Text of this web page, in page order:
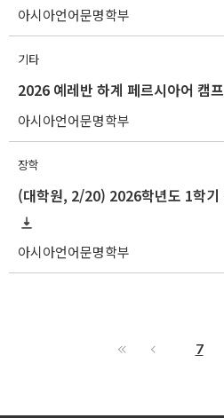
아시아언어문명학부
기타
2026 예레반 하계 페르시아어 캠프
아시아언어문명학부
장학
아시아언어문명학부
7